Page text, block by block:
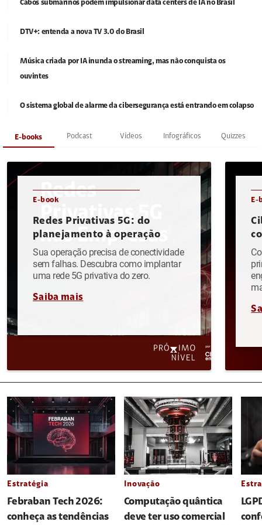
Cabos submarinos podem impulsionar data centers de IA no Brasil
DTV+: entenda a nova TV 3.0 do Brasil
Música criada por IA inunda o streaming, mas não conquista os
ouvintes
O sistema global de alarme da cibersegurança está entrando em colapso
E-books Podcast Vídeos Infográficos Quizzes
E-book
Redes Privativas 5G: do
planejamento à operação
Sua operação precisa de conectividade
sem falhas. Descubra como implantar
uma rede 5G privativa do zero.
Saiba mais
E-
Estratégia
Febraban Tech 2026:
conheça as tendências
Inovação
Computação quântica
deve ter uso comercial